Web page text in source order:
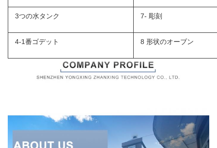
3つの水タンク 7- 彫刻
4-1番ゴデット 8 形状のオーブン